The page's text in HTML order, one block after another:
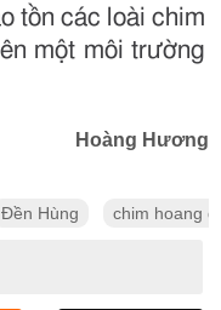
tồn các loài chim
một môi trường
Hoàng Hương
Đền Hùng chim hoang